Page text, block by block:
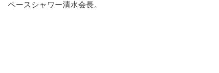
ペースシャワー清水会長。